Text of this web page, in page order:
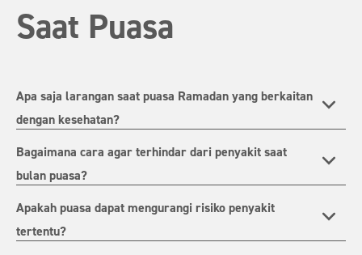
Saat Puasa
Apa saja larangan saat puasa Ramadan yang berkaitan
dengan kesehatan?
Bagaimana cara agar terhindar dari penyakit saat
bulan puasa?
Apakah puasa dapat mengurangi risiko penyakit
tertentu?